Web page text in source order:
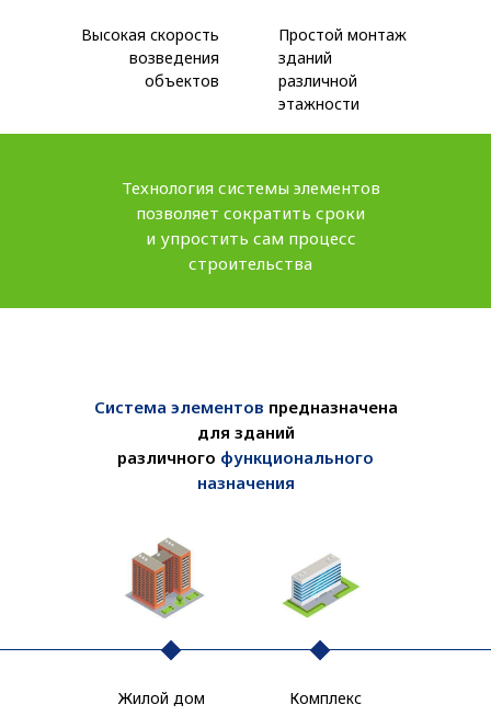
Высокая скорость
возведения
объектов
Простой монтаж
зданий
различной
этажности
Технология системы элементов
позволяет сократить сроки
и упростить сам процесс
строительства
Система элементов предназначена
для зданий
различного функционального
назначения
Жилой дом
Комплекс